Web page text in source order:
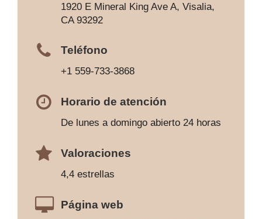
1920 E Mineral King Ave A, Visalia,
CA 93292
Teléfono
+1 559-733-3868
Horario de atención
De lunes a domingo abierto 24 horas
Valoraciones
4,4 estrellas
Página web